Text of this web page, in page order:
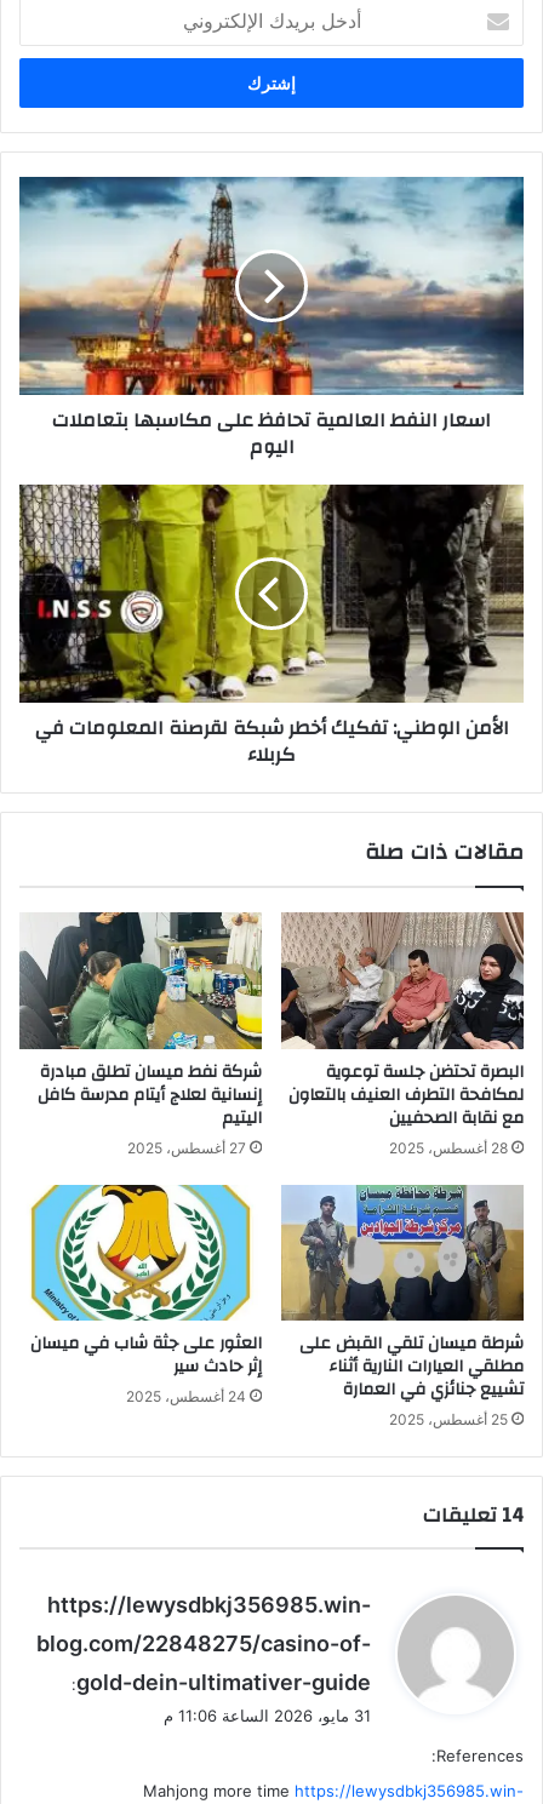
بريدك
الإلكتروني
اسعار
النفط
العالمية
تحافظ
على
مكاسبها
اليوم
اسعار النفط العالمية تحافظ على مكاسبها بتعاملات
اليوم
الأمن
الوطني:
تفكيك
أخطر
شبكة
لقرصنة
المعلومات
كربلاء
الأمن الوطني: تفكيك أخطر شبكة لقرصنة المعلومات في
كربلاء
مقالات ذات صلة
البصرة تحتضن جلسة توعوية
لمكافحة التطرف العنيف بالتعاون
مع نقابة الصحفيين
28 أغسطس، 2025
شركة نفط ميسان تطلق مبادرة
إنسانية لعلاج أيتام مدرسة كافل
اليتيم
27 أغسطس، 2025
شرطة ميسان تلقي القبض على
مطلقي العيارات النارية أثناء
تشييع جنائزي في العمارة
25 أغسطس، 2025
العثور على جثة شاب في ميسان
إثر حادث سير
24 أغسطس، 2025
‫14 تعليقات
ي
ل
https://lewysdbkj356985.win-
blog.com/22848275/casino-of-
gold-dein-ultimativer-guide
:
31 مايو، 2026 الساعة 11:06 م
References:
Mahjong more time https://lewysdbkj356985.win-